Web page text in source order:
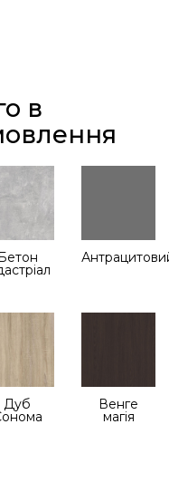
в
Дуб Венге
магія